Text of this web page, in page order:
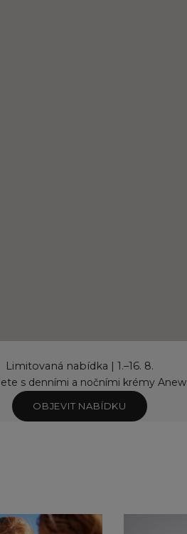
Limitovaná nabídka | 1.–16. 8.
s denními a nočními krémy Anew
OBJEVIT NABÍDKU